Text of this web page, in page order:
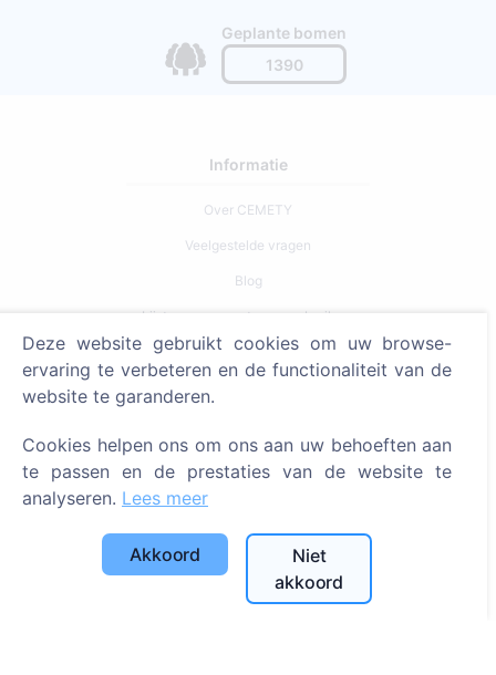
Geplante bomen
1390
Informatie
Over CEMETY
Veelgestelde vragen
Blog
Lijst van gemeenten en gebruikers
Privacybeleid
Zoeken
Zoeken naar begraafplaatsen
Diensten
Deze website gebruikt cookies om uw browse-
ervaring te verbeteren en de functionaliteit van de
website te garanderen.
Cookies helpen ons om ons aan uw behoeften aan
te passen en de prestaties van de website te
analyseren. Lees meer
Akkoord
Niet
akkoord